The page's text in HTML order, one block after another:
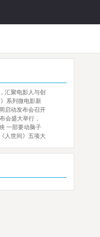
汇聚电影人与创
系列微电影新
启动发布会召开
会盛大举行，
一部要动脑子
人世间》五项大